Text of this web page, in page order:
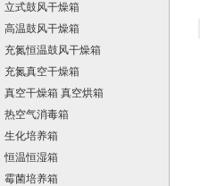
立式鼓风干燥箱
高温鼓风干燥箱
充氮恒温鼓风干燥箱
充氮真空干燥箱
真空干燥箱 真空烘箱
热空气消毒箱
生化培养箱
恒温恒湿箱
霉菌培养箱